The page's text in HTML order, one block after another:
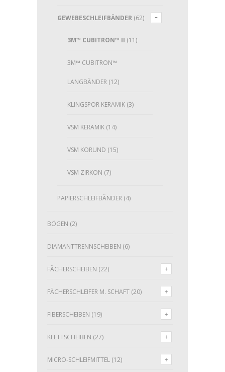
GEWEBESCHLEIFBÄNDER (62)
3M™ CUBITRON™ II (11)
3M™ CUBITRON™
LANGBÄNDER (12)
KLINGSPOR KERAMIK (3)
VSM KERAMIK (14)
VSM KORUND (15)
VSM ZIRKON (7)
PAPIERSCHLEIFBÄNDER (4)
BÖGEN (2)
DIAMANTTRENNSCHEIBEN (6)
FÄCHERSCHEIBEN (22)
FÄCHERSCHLEIFER M. SCHAFT (20)
FIBERSCHEIBEN (19)
KLETTSCHEIBEN (27)
MICRO-SCHLEIFMITTEL (12)